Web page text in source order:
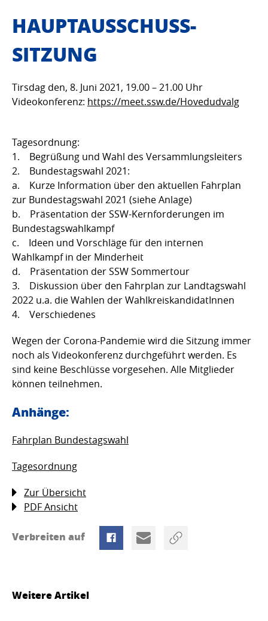
HAUPTAUSSCHUSS-
SITZUNG
Tirsdag den, 8. Juni 2021, 19.00 – 21.00 Uhr
Videokonferenz: https://meet.ssw.de/Hovedudvalg
Tagesordnung:
1. Begrüßung und Wahl des Versammlungsleiters
2. Bundestagswahl 2021:
a. Kurze Information über den aktuellen Fahrplan
zur Bundestagswahl 2021 (siehe Anlage)
b. Präsentation der SSW-Kernforderungen im
Bundestagswahlkampf
c. Ideen und Vorschläge für den internen
Wahlkampf in der Minderheit
d. Präsentation der SSW Sommertour
3. Diskussion über den Fahrplan zur Landtagswahl
2022 u.a. die Wahlen der WahlkreiskandidatInnen
4. Verschiedenes
Wegen der Corona-Pandemie wird die Sitzung immer
noch als Videokonferenz durchgeführt werden. Es
sind keine Beschlüsse vorgesehen. Alle Mitglieder
können teilnehmen.
Anhänge:
Fahrplan Bundestagswahl
Tagesordnung
Zur Übersicht
PDF Ansicht
Verbreiten auf
Weitere Artikel